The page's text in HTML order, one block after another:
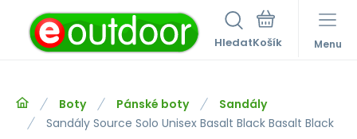
Hledat Menu
Boty Pánské boty
Sandály
Sandály Source Solo Unisex Basalt Black Basalt Black